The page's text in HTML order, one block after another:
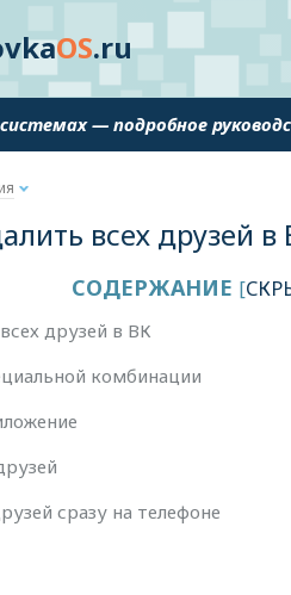
OS.ru
— подробное
всех друзей в
СОДЕРЖАНИЕ [
друзей в ВК
комбинации
сразу на телефоне